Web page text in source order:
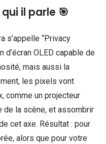
il parle 🎯
s’appelle “Privacy
d’écran OLED capable de
mais aussi la
les pixels vont
comme un projecteur
de la scène, et assombrir
cet axe. Résultat : pour
alors que pour votre